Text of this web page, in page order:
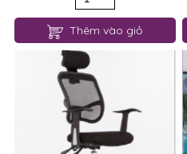
Thêm vào giỏ